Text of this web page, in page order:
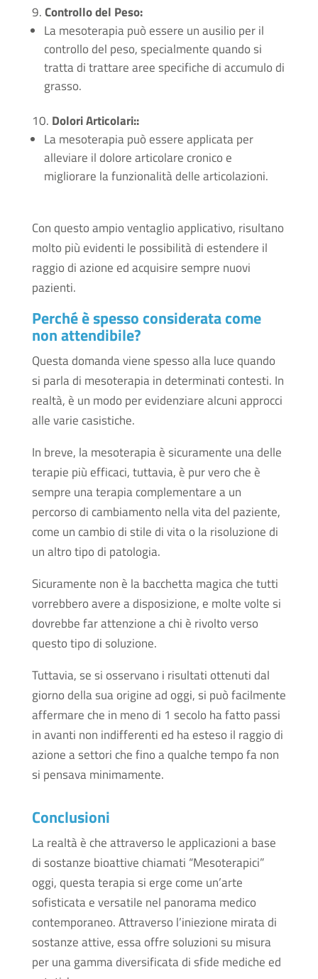
Controllo del Peso:
La mesoterapia può essere un ausilio per il
controllo del peso, specialmente quando si
tratta di trattare aree specifiche di accumulo di
grasso.
Dolori Articolari::
La mesoterapia può essere applicata per
alleviare il dolore articolare cronico e
migliorare la funzionalità delle articolazioni.
Con questo ampio ventaglio applicativo, risultano
molto più evidenti le possibilità di estendere il
raggio di azione ed acquisire sempre nuovi
pazienti.
Perché è spesso considerata come
non attendibile?
Questa domanda viene spesso alla luce quando
si parla di mesoterapia in determinati contesti. In
realtà, è un modo per evidenziare alcuni approcci
alle varie casistiche.
In breve, la mesoterapia è sicuramente una delle
terapie più efficaci, tuttavia, è pur vero che è
sempre una terapia complementare a un
percorso di cambiamento nella vita del paziente,
come un cambio di stile di vita o la risoluzione di
un altro tipo di patologia.
Sicuramente non è la bacchetta magica che tutti
vorrebbero avere a disposizione, e molte volte si
dovrebbe far attenzione a chi è rivolto verso
questo tipo di soluzione.
Tuttavia, se si osservano i risultati ottenuti dal
giorno della sua origine ad oggi, si può facilmente
affermare che in meno di 1 secolo ha fatto passi
in avanti non indifferenti ed ha esteso il raggio di
azione a settori che fino a qualche tempo fa non
si pensava minimamente.
Conclusioni
La realtà è che attraverso le applicazioni a base
di sostanze bioattive chiamati “Mesoterapici”
oggi, questa terapia si erge come un’arte
sofisticata e versatile nel panorama medico
contemporaneo. Attraverso l’iniezione mirata di
sostanze attive, essa offre soluzioni su misura
per una gamma diversificata di sfide mediche ed